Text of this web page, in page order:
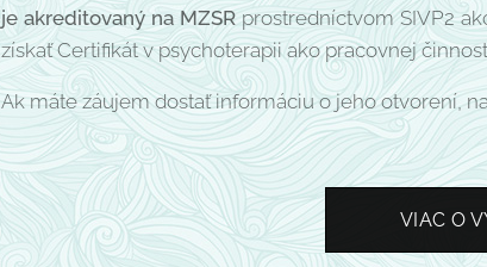
je akreditovaný na MZSRprostredníctvom SIVP2
získať Certifikát v psychoterapii ako pracovnej
Ak máte záujem dostať informáciu o jeho otvorení,
VIAC O